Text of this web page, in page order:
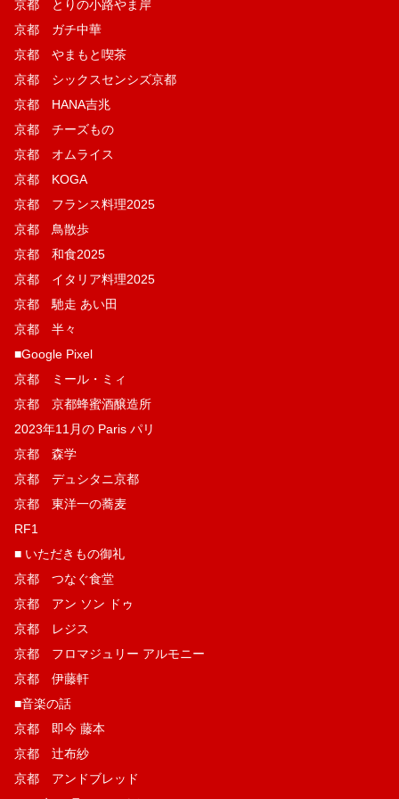
京都 とりの小路やま岸
京都 ガチ中華
京都 やまもと喫茶
京都 シックスセンシズ京都
京都 HANA吉兆
京都 チーズもの
京都 オムライス
京都 KOGA
京都 フランス料理2025
京都 鳥散歩
京都 和食2025
京都 イタリア料理2025
京都 馳走 あい田
京都 半々
■Google Pixel
京都 ミール・ミィ
京都 京都蜂蜜酒醸造所
2023年11月の Paris パリ
京都 森学
京都 デュシタニ京都
京都 東洋一の蕎麦
RF1
■ いただきもの御礼
京都 つなぐ食堂
京都 アン ソン ドゥ
京都 レジス
京都 フロマジュリー アルモニー
京都 伊藤軒
■音楽の話
京都 即今 藤本
京都 辻布紗
京都 アンドブレッド